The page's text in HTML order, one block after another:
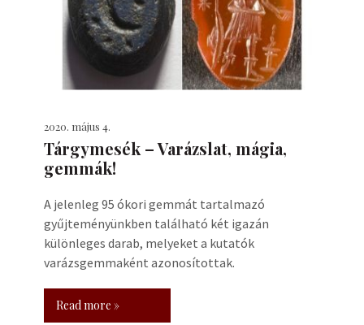
2020. május 4.
Tárgymesék – Varázslat, mágia,
gemmák!
A jelenleg 95 ókori gemmát tartalmazó
gyűjteményünkben található két igazán
különleges darab, melyeket a kutatók
varázsgemmaként azonosítottak.
Read more »